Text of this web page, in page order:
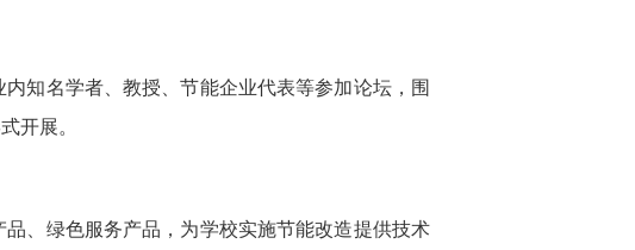
知名学者、教授、节能企业代表等参加论坛，围
开展。
、绿色服务产品，为学校实施节能改造提供技术